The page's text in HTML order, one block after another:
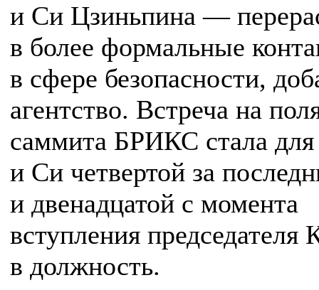
и Си Цзиньпина —
в более формальные
в сфере безопасности,
агентство. Встреча на
саммита БРИКС стала
и Си четвертой за
и двенадцатой с момента
вступления председателя
в должность.